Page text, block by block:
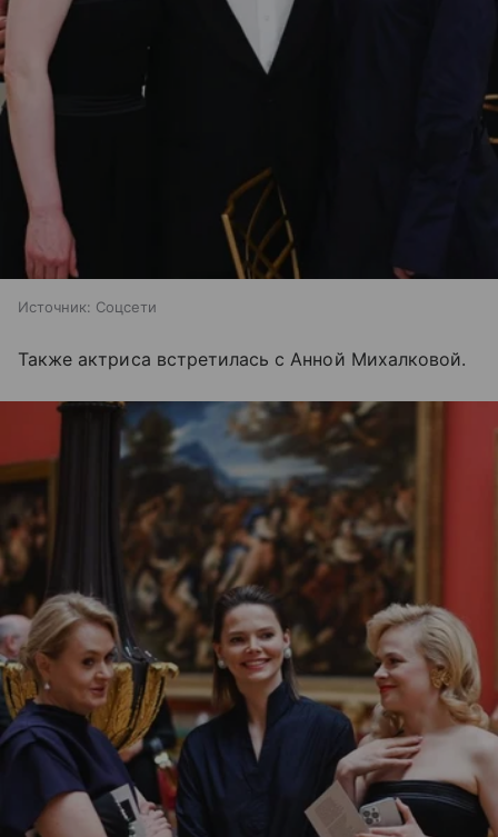
Источник: Соцсети
Также актриса встретилась с Анной Михалковой.